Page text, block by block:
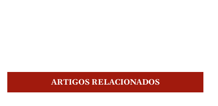
ARTIGOS RELACIONADOS